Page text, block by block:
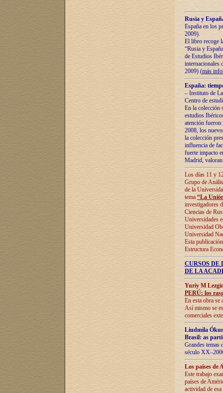
Rusia y
España en los
2009).
El libro recoge
“Rusia y
de Estudios
internacionales
2009) (más
España:
– Instituto de
Centro de
En la colección
estudios
atención
2008, los
la colección
influencia de
fuerte impacto
Madrid,
Los días 11 y
Grupo de
de la
tema “La
investigadores
Ciencias de
Universidades
Universidad
Universidad
Esta
Estructura
CURSOS
DE LA
Yuriy M
PERÚ: los
En esta obra se
Así mismo se
comerciales
Liudmila
Brasil: as
Grandes temas
século
Los países de
Este trabajo
países de
actividad de